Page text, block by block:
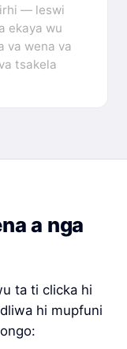
— leswi
ekaya wu
va wena va
tsakela
a nga
ta ti clicka hi
hi mupfuni